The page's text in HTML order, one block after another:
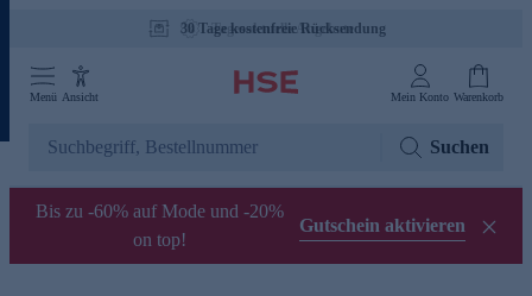
30 Tage kostenfreie Rücksendung
Tagesaktuelle Angebote
Menü Ansicht Mein Konto Warenkorb
Suchen
Bis zu -60% auf Mode und -20%
on top!
Gutschein aktivieren